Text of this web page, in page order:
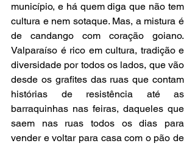
município, e há quem diga que não tem
cultura e nem sotaque. Mas, a mistura é
de candango com coração goiano.
Valparaíso é rico em cultura, tradição e
diversidade por todos os lados, que vão
desde os grafites das ruas que contam
histórias de resistência até as
barraquinhas nas feiras, daqueles que
saem nas ruas todos os dias para
vender e voltar para casa com o pão de